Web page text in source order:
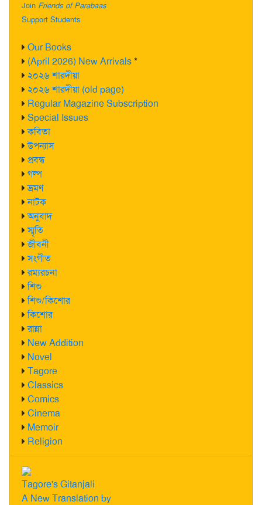
Join Friends of Parabaas
Support Students
Our Books
(April 2026) New Arrivals*
২০২৬ শারদীয়া
২০২৬ শারদীয়া (old page)
Regular Magazine Subscription
Special Issues
কবিতা
উপন্যাস
প্রবন্ধ
গল্প
ভ্রমণ
নাটক
অনুবাদ
স্মৃতি
জীবনী
সংগীত
রম্যরচনা
শিশু
শিশু/কিশোর
কিশোর
রান্না
New Addition
Novel
Tagore
Classics
Comics
Cinema
Memoir
Religion
Tagore's Gitanjali
A New Translation by